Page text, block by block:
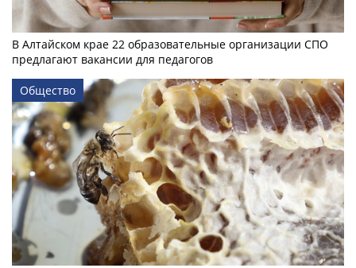
В Алтайском крае 22 образовательные организации СПО
предлагают вакансии для педагогов
Общество